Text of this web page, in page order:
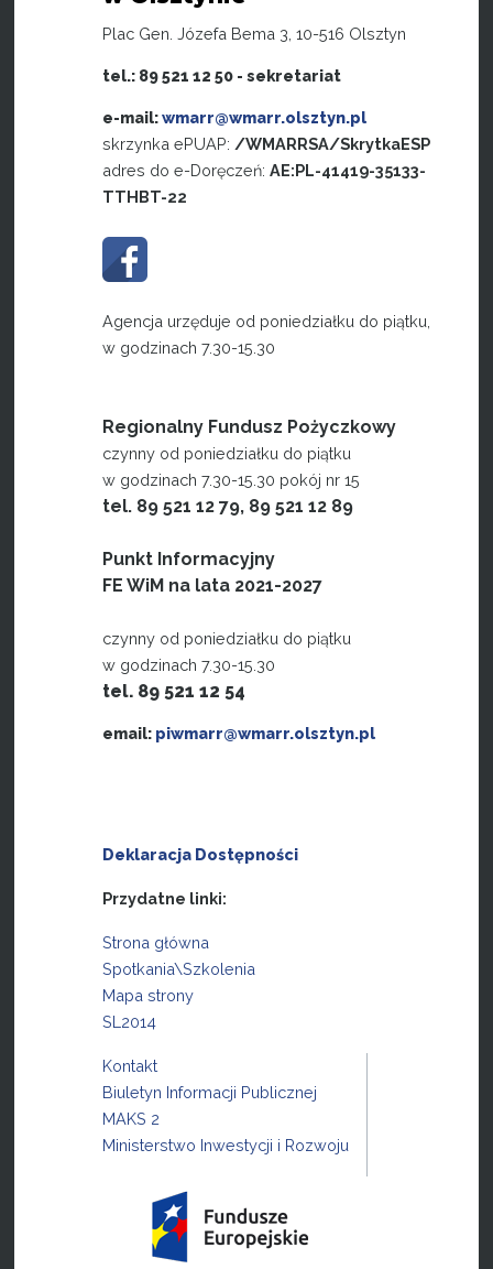
Plac Gen. Józefa Bema 3, 10-516 Olsztyn
tel.: 89 521 12 50 - sekretariat
e-mail:wmarr@wmarr.olsztyn.pl
skrzynka ePUAP: /WMARRSA/SkrytkaESP
adres do e-Doręczeń:AE:PL-41419-35133-
TTHBT-22
Agencja urzęduje od poniedziałku do piątku,
w godzinach 7.30-15.30
Regionalny Fundusz Pożyczkowy
czynny od poniedziałku do piątku
w godzinach 7.30-15.30 pokój nr 15
tel. 89 521 12 79, 89 521 12 89
Punkt Informacyjny
FE WiM na lata 2021-2027
czynny od poniedziałku do piątku
w godzinach 7.30-15.30
tel. 89 521 12 54
email: piwmarr@wmarr.olsztyn.pl
Deklaracja Dostępności
Przydatne linki:
Strona główna
Spotkania\Szkolenia
Mapa strony
SL2014
Kontakt
Biuletyn Informacji Publicznej
MAKS 2
Ministerstwo Inwestycji i Rozwoju